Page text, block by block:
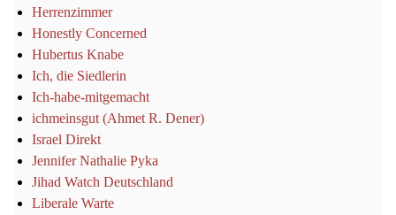
Herrenzimmer
Honestly Concerned
Hubertus Knabe
Ich, die Siedlerin
Ich-habe-mitgemacht
ichmeinsgut (Ahmet R. Dener)
Israel Direkt
Jennifer Nathalie Pyka
Jihad Watch Deutschland
Liberale Warte